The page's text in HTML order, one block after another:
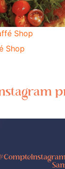
Shop
Shop